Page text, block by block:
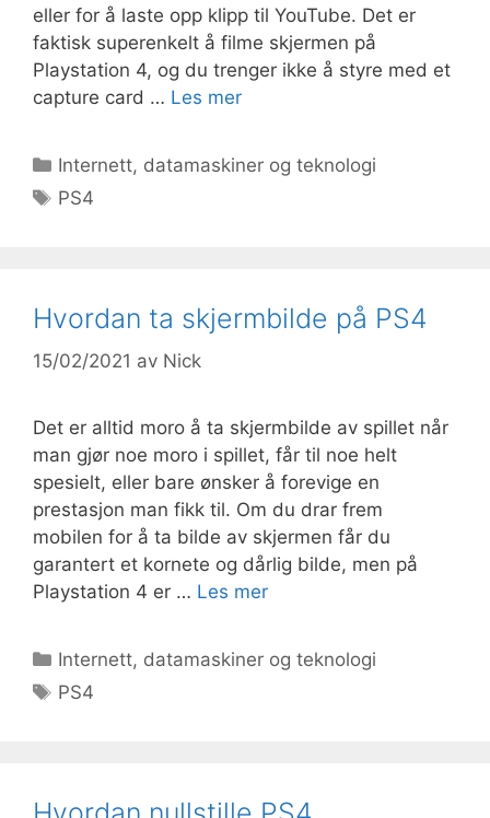
eller for å laste opp klipp til YouTube. Det er
faktisk superenkelt å filme skjermen på
Playstation 4, og du trenger ikke å styre med et
capture card … Les mer
Kategorier
Internett, datamaskiner og teknologi
Stikkord
PS4
Hvordan ta skjermbilde på PS4
15/02/2021 av Nick
Det er alltid moro å ta skjermbilde av spillet når
man gjør noe moro i spillet, får til noe helt
spesielt, eller bare ønsker å forevige en
prestasjon man fikk til. Om du drar frem
mobilen for å ta bilde av skjermen får du
garantert et kornete og dårlig bilde, men på
Playstation 4 er … Les mer
Kategorier
Internett, datamaskiner og teknologi
Stikkord
PS4